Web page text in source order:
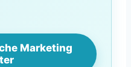
Marketing